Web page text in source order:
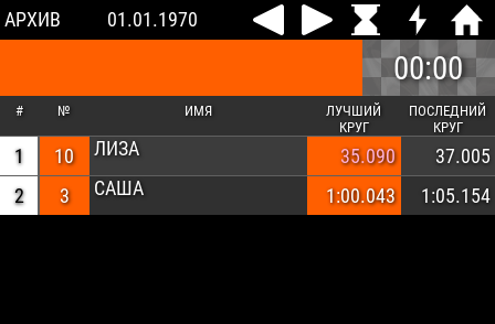
АРХИВ 01.01.1970
00:00
# № ИМЯ
ЛУЧШИЙ
КРУГ
ПОСЛЕДНИЙ
КРУГ
1 10 ЛИЗА 35.090
37.005
2
3 САША 1:00.043 1:05.154